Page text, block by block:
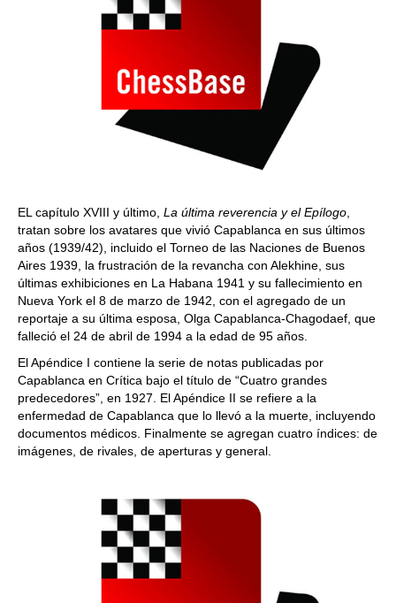
EL capítulo XVIII y último, La última reverencia y el Epílogo
tratan sobre los avatares que vivió Capablanca en sus últimos
años (1939/42), incluido el Torneo de las Naciones de Buenos
Aires 1939, la frustración de la revancha con Alekhine, sus
últimas exhibiciones en La Habana 1941 y su fallecimiento en
Nueva York el 8 de marzo de 1942, con el agregado de un
reportaje a su última esposa, Olga Capablanca-Chagodaef, que
falleció el 24 de abril de 1994 a la edad de 95 años.
El Apéndice I contiene la serie de notas publicadas por
Capablanca en Crítica bajo el título de “Cuatro grandes
predecedores”, en 1927. El Apéndice II se refiere a la
enfermedad de Capablanca que lo llevó a la muerte, incluyendo
documentos médicos. Finalmente se agregan cuatro índices: de
imágenes, de rivales, de aperturas y general.